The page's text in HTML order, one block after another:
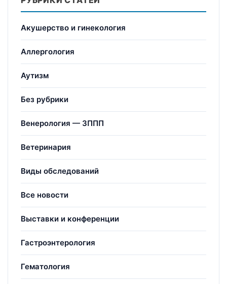
Акушерство и гинекология
Аллергология
Аутизм
Без рубрики
Венерология — ЗППП
Ветеринария
Виды обследований
Все новости
Выставки и конференции
Гастроэнтерология
Гематология